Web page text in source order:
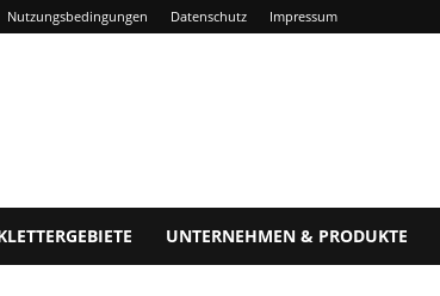
Nutzungsbedingungen Datenschutz Impressum
UNTERNEHMEN & PRODUKTE